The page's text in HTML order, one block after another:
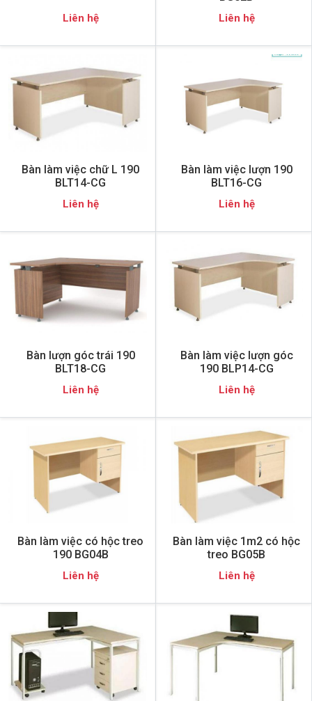
Liên hệ Liên hệ
Bàn làm việc chữ L 190
BLT14-CG
Liên hệ
Bàn làm việc lượn 190
BLT16-CG
Liên hệ
Bàn lượn góc trái 190
BLT18-CG
Liên hệ
Bàn làm việc lượn góc
190 BLP14-CG
Liên hệ
Bàn làm việc có hộc treo
190 BG04B
Liên hệ
Bàn làm việc 1m2 có hộc
treo BG05B
Liên hệ